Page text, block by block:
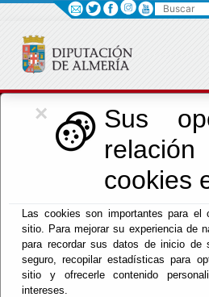
×
Sus
cookies
Las cookies son importantes para el
sitio. Para mejorar su experiencia de
para recordar sus datos de inicio de
seguro, recopilar estadísticas para
sitio y ofrecerle contenido
intereses.
Cultura,
Identidad
Menú
Inicio -Cultura y Cine -
CULTURA ALMERIENSE
Buscar